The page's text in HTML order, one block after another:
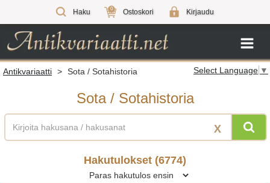
Haku 0 Ostoskori Kirjaudu
Select Language ▼
Antikvariaatti > Sota / Sotahistoria
Sota / Sotahistoria
X
Hakutulokset (6774)